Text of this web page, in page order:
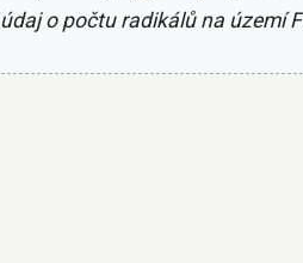
o počtu radikálů na území